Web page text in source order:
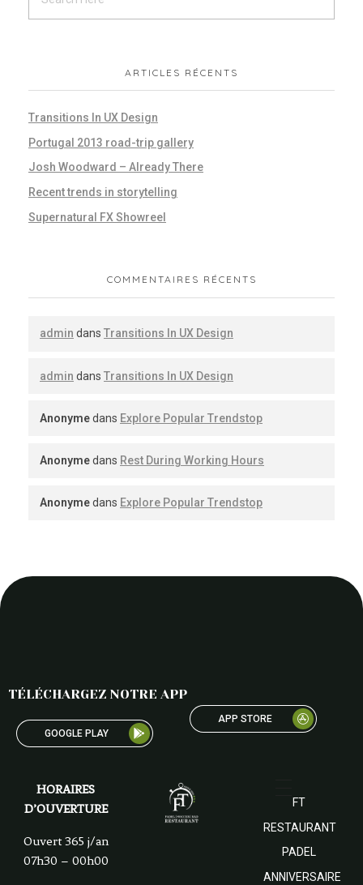
ARTICLES RÉCENTS
Transitions In UX Design
Portugal 2013 road-trip gallery
Josh Woodward – Already There
Recent trends in storytelling
Supernatural FX Showreel
COMMENTAIRES RÉCENTS
admin dans Transitions In UX Design
admin dans Transitions In UX Design
Anonymedans Explore Popular Trendstop
Anonymedans Rest During Working Hours
Anonymedans Explore Popular Trendstop
TÉLÉCHARGEZ NOTRE APP
GOOGLE PLAY
APP STORE
HORAIRES
D’OUVERTURE
Ouvert 365 j/an
07h30 – 00h00
FT
RESTAURANT
PADEL
ANNIVERSAIRE